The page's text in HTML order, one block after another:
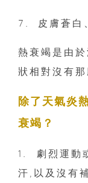
7.⁠ ⁠皮膚蒼白
熱衰竭是由
狀相對沒有
除了天氣炎
衰竭？
1. 劇烈運動
汗,以及沒有